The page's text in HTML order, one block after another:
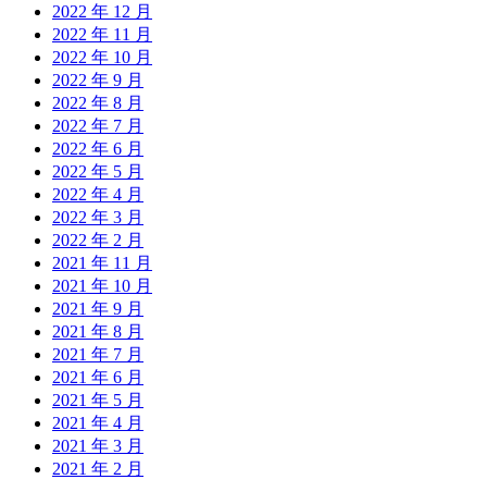
2022 年 12 月
2022 年 11 月
2022 年 10 月
2022 年 9 月
2022 年 8 月
2022 年 7 月
2022 年 6 月
2022 年 5 月
2022 年 4 月
2022 年 3 月
2022 年 2 月
2021 年 11 月
2021 年 10 月
2021 年 9 月
2021 年 8 月
2021 年 7 月
2021 年 6 月
2021 年 5 月
2021 年 4 月
2021 年 3 月
2021 年 2 月